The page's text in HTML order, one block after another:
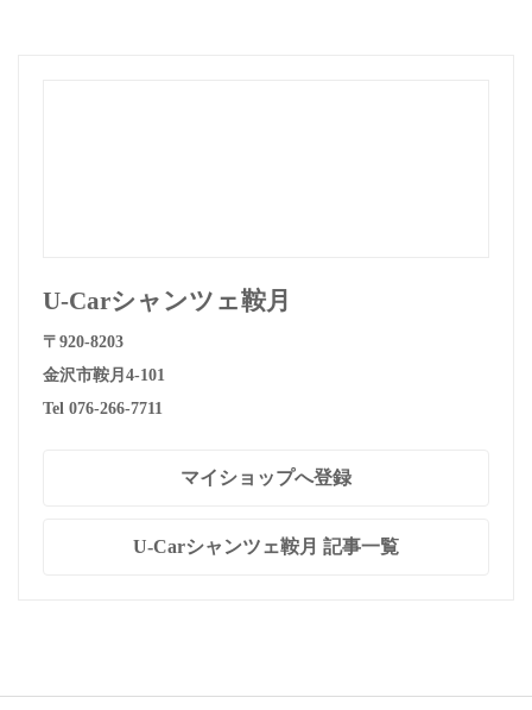
U-Carシャンツェ鞍月
〒920-8203
金沢市鞍月4-101
Tel 076-266-7711
マイショップへ登録
U-Carシャンツェ鞍月 記事一覧